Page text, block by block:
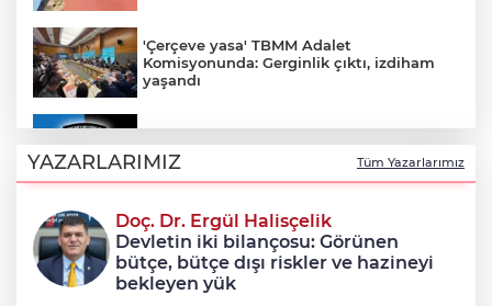
'Çerçeve yasa' TBMM Adalet
Komisyonunda: Gerginlik çıktı, izdiham
yaşandı
sözleşme imzaladı
Çerçeve yasa teklifi Adalet
Komisyonunda kabul edildi
YAZARLARIMIZ Tüm Yazarlarımız
Doç. Dr. Ergül Halisçelik
Devletin iki bilançosu: Görünen
bütçe, bütçe dışı riskler ve hazineyi
bekleyen yük